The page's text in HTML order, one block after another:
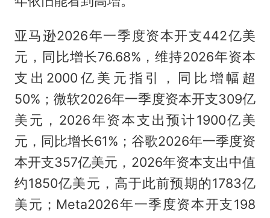
亚马逊2026年一季度资本开支442亿美
元，同比增长76.68%，维持2026年资本
支出2000亿美元指引，同比增幅超
50%；微软2026年一季度资本开支309亿
美元，2026年资本支出预计1900亿美
元，同比增长61%；谷歌2026年一季度资
本开支357亿美元，2026年资本支出中值
约1850亿美元，高于此前预期的1783亿
美元；Meta2026年一季度资本开支198